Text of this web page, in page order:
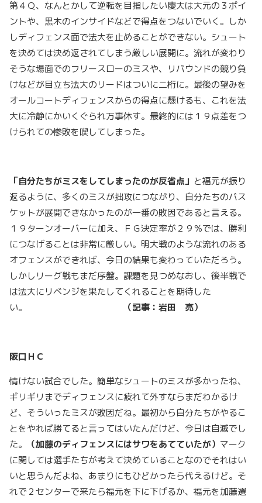
第４Ｑ、なんとかして逆転を目指したい慶大は大元の３ポイ
ントや、黒木のインサイドなどで得点をつないでいく。しか
しディフェンス面で法大を止めることができない。シュート
を決めては決め返されてしまう厳しい展開に。流れが変わり
そうな場面でのフリースローのミスや、リバウンドの競り負
けなどが目立ち法大のリードはついに二桁に。最後の望みを
オールコートディフェンスからの得点に懸けるも、これを法
大に冷静にかいくぐられ万事休す。最終的には１９点差をつ
けられての惨敗を喫してしまった。
「自分たちがミスをしてしまったのが反省点」 と福元が振り
返るように、多くのミスが拙攻につながり、自分たちのバス
ケットが展開できなかったのが一番の敗因であると言える。
１９ターンオーバーに加え、ＦＧ決定率が２９％では、勝利
につなげることは非常に厳しい。明大戦のような流れのある
オフェンスができれば、今日の結果も変わっていただろう。
しかしリーグ戦もまだ序盤。課題を見つめなおし、後半戦で
は法大にリベンジを果たしてくれることを期待した
い。
（記事：岩田 亮）
阪口ＨＣ
情けない試合でした。簡単なシュートのミスが多かったね、
ギリギリまでディフェンスに疲れて外すならまだわかるけ
ど、そういったミスが敗因だね。最初から自分たちがやるこ
とをやれば勝てると言ってはいたんだけど、今日は自滅でし
た。
（加藤のディフェンスにはサワをあてていたが） マーク
に関しては選手たちが考えて決めていることなのでそれはい
いと思うんだよね、あまりにもひどかったら代えるけど。そ
れで２センターで来たら福元を下に下げるか、福元を加藤選